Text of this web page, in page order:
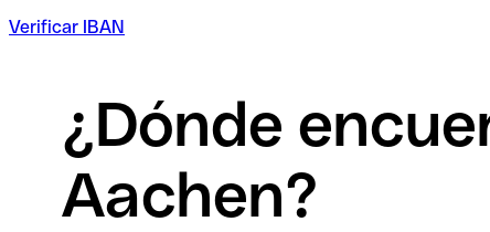
Verificar IBAN
¿Dónde
Aachen?